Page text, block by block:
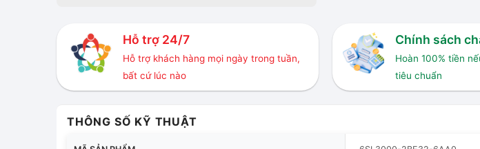
Hỗ trợ 24/7
Hỗ trợ khách hàng mọi ngày trong tuần,
bất cứ lúc nào
Chính sách
Hoàn 100% tiền
tiêu chuẩn
THÔNG SỐ KỸ THUẬT